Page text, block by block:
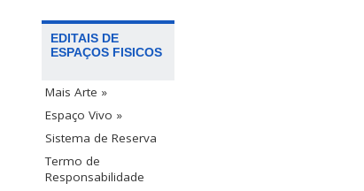
EDITAIS DE
ESPAÇOS FISICOS
Mais Arte »
Espaço Vivo »
Sistema de Reserva
Termo de
Responsabilidade